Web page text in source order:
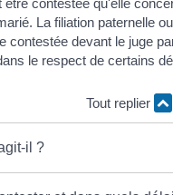
La filiation paternelle
contestée devant le juge
le respect de certains
Tout replier
il ?